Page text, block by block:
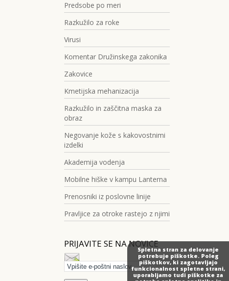
Spletna stran za delovanje
potrebuje piškotke. Poleg
piškotkov, ki zagotavljajo
funkcionalnost spletne strani,
uporabljamo tudi piškotke za
Predsobe po meri
Razkužilo za roke
Virusi
Komentar Družinskega zakonika
Zakovice
Kmetijska mehanizacija
Razkužilo in zaščitna maska za
obraz
Negovanje kože s kakovostnimi
izdelki
Akademija vodenja
Mobilne hiške v kampu Lanterna
Prenosniki iz poslovne linije
Pravljice za otroke rastejo z njimi
PRIJAVITE SE NA NOVICE